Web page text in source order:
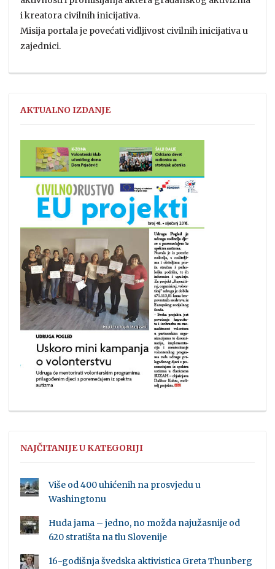
i kreatora civilnih inicijativa.
Misija portala je povećati vidljivost civilnih inicijativa u
zajednici.
AKTUALNO IZDANJE
NAJČITANIJE U KATEGORIJI
Više od 400 uhićenih na prosvjedu u
Washingtonu
Huda jama – jedno, no možda najužasnije od
620 stratišta na tlu Slovenije
16-godišnja švedska aktivistica Greta Thunberg